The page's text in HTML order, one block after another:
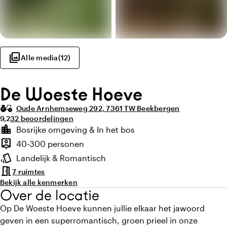
photo_libraryAlle media(12)
De Woeste Hoeve
agriculture Oude Arnhemseweg 292, 7361 TW Beekbergen
Gemiddelde beoordeling van 9,2 uit 10
9,2Aantal beoordelingen: 32
32 beoordelingen
Highlights
location_city
Locatie en omgeving
Bosrijke omgeving & In het bos
person_pin
Capaciteit
40-300 personen
style
Sfeer en uitstraling
Landelijk & Romantisch
meeting_room7 ruimtes
Bekijk alle kenmerken
Over de locatie
Op De Woeste Hoeve kunnen jullie elkaar het jawoord
geven in een superromantisch, groen prieel in onze